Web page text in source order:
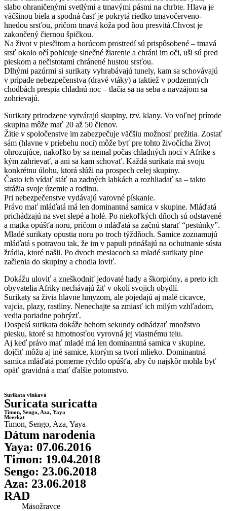
slabo ohraničenými svetlými a tmavými pásmi na chrbte. Hlava je
väčšinou biela a spodná časť je pokrytá riedko tmavočerveno-
hnedou srsťou, pričom tmavá koža pod ňou presvitá.Chvost je
zakončený čiernou špičkou.
Na život v piesčitom a horúcom prostredí sú prispôsobené – tmavá
srsť okolo očí pohlcuje slnečné žiarenie a chráni im oči, uši sú pred
pieskom a nečistotami chránené hustou srsťou.
Dlhými pazúrmi si surikaty vyhrabávajú tunely, kam sa schovávajú
v prípade nebezpečenstva (dravé vtáky) a taktiež v podzemných
chodbách prespia chladnú noc – tlačia sa na seba a navzájom sa
zohrievajú.
Surikaty prirodzene vytvárajú skupiny, tzv. klany. Vo voľnej prírode
skupina môže mať 20 až 50 členov.
Žitie v spoločenstve im zabezpečuje väčšiu možnosť prežitia. Zostať
sám (hlavne v priebehu noci) môže byť pre tohto živočícha život
ohrozujúce, nakoľko by sa nemal počas chladných nocí v Afrike s
kým zahrievať, a ani sa kam schovať. Každá surikata má svoju
konkrétnu úlohu, ktorá slúži na prospech celej skupiny.
Často ich vídať stáť na zadných labkách a rozhliadať sa – takto
strážia svoje územie a rodinu.
Pri nebezpečenstve vydávajú varovné pískanie.
Právo mať mláďatá má len dominantná samica v skupine. Mláďatá
prichádzajú na svet slepé a holé. Po niekoľkých dňoch sú odstavené
a matka opúšťa noru, pričom o mláďatá sa začnú starať “pestúnky”.
Mladé surikaty opustia noru po troch týždňoch. Samice zoznamujú
mláďatá s potravou tak, že im v papuli prinášajú na ochutnanie sústa
žrádla, ktoré našli. Po dvoch mesiacoch sa mladé surikaty plne
začlenia do skupiny a chodia loviť.
Dokážu uloviť a zneškodniť jedovaté hady a škorpióny, a preto ich
obyvatelia Afriky nechávajú žiť v okolí svojich obydlí.
Surikaty sa živia hlavne hmyzom, ale pojedajú aj malé cicavce,
vajcia, plazy, rastliny. Nenechajte sa zmiasť ich milým vzhľadom,
vedia poriadne pohrýzť.
Dospelá surikata dokáže behom sekundy odhádzať množstvo
piesku, ktoré sa hmotnosťou vyrovná jej vlastnému telu.
Aj keď právo mať mladé má len dominantná samica v skupine,
dojčiť môžu aj iné samice, ktorým sa tvorí mlieko. Dominantná
samica mláďatá pomerne rýchlo opúšťa, aby čo najskôr mohla byť
opäť gravidná a mať ďalšie potomstvo.
Surikata vlnkavá
Suricata suricatta
Timon, Sengo, Aza, Yaya
Meerkat
Timon, Sengo, Aza, Yaya
Dátum narodenia
Yaya: 07.06.2016
Timon: 19.04.2018
Sengo: 23.06.2018
Aza: 23.06.2018
RAD
Mäsožravce